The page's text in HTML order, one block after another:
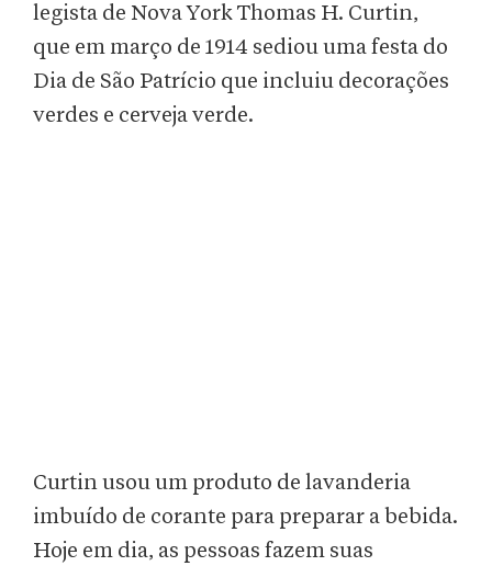
legista de Nova York Thomas H. Curtin,
que em março de 1914 sediou uma festa do
Dia de São Patrício que incluiu decorações
verdes e cerveja verde.
Curtin usou um produto de lavanderia
imbuído de corante para preparar a bebida.
Hoje em dia, as pessoas fazem suas